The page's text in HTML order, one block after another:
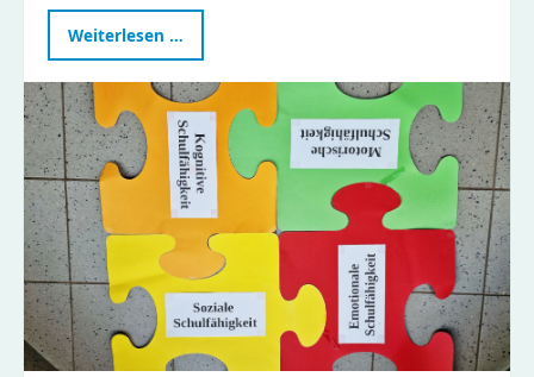
Weiterlesen …
kochen
im
Naturkinderhaus
Esche